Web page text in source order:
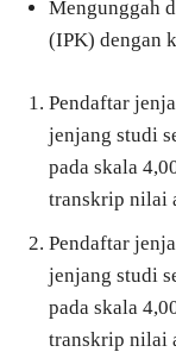
Mengunggah
(IPK) dengan
Pendaftar
jenjang studi
pada skala
transkrip nilai
Pendaftar
jenjang studi
pada skala
transkrip nilai